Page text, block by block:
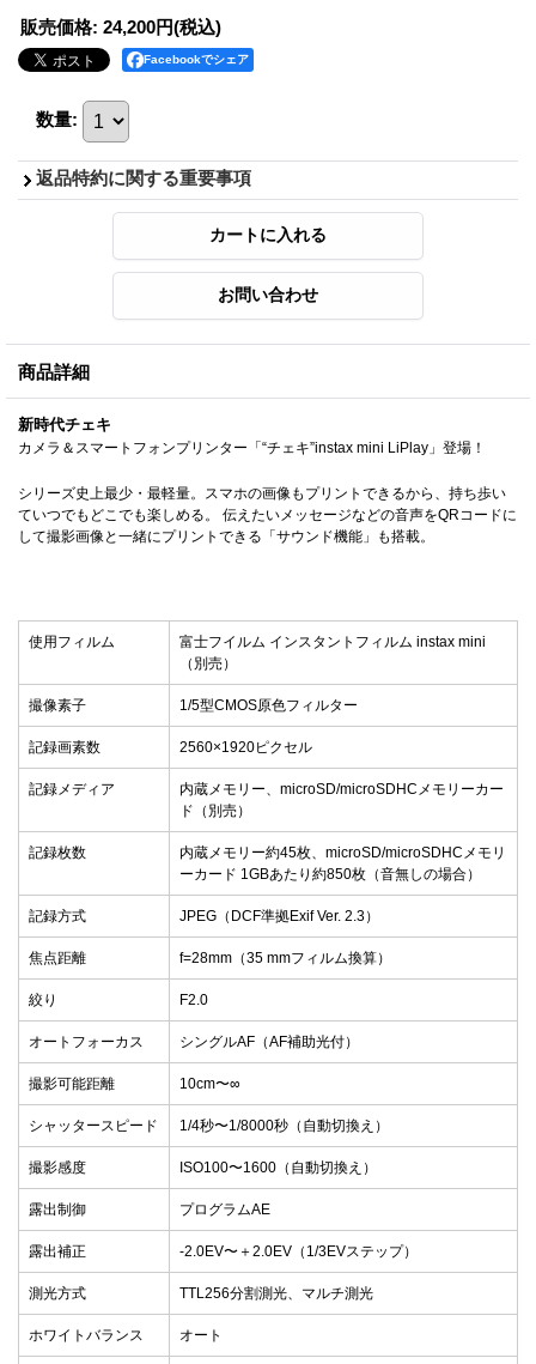
販売価格: 24,200円(税込)
Facebookでシェア
数量:
返品特約に関する重要事項
商品詳細
新時代チェキ
カメラ＆スマートフォンプリンター「“チェキ”instax mini LiPlay」登場！
シリーズ史上最少・最軽量。スマホの画像もプリントできるから、持ち歩い
ていつでもどこでも楽しめる。 伝えたいメッセージなどの音声をQRコードに
して撮影画像と一緒にプリントできる「サウンド機能」も搭載。
使用フィルム
富士フイルム インスタントフィルム instax mini
（別売）
撮像素子 1/5型CMOS原色フィルター
記録画素数 2560×1920ピクセル
記録メディア
内蔵メモリー、microSD/microSDHCメモリーカー
ド（別売）
記録枚数
内蔵メモリー約45枚、microSD/microSDHCメモリ
ーカード 1GBあたり約850枚（音無しの場合）
記録方式 JPEG（DCF準拠Exif Ver. 2.3）
焦点距離 f=28mm（35 mmフィルム換算）
絞り F2.0
オートフォーカス シングルAF（AF補助光付）
撮影可能距離 10cm〜∞
シャッタースピード 1/4秒〜1/8000秒（自動切換え）
撮影感度 ISO100〜1600（自動切換え）
露出制御 プログラムAE
露出補正 -2.0EV〜＋2.0EV（1/3EVステップ）
測光方式 TTL256分割測光、マルチ測光
ホワイトバランス オート